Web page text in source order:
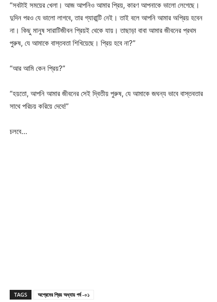
“সবটাই সময়ের খেলা। আজ আপনিও আমার প্রিয়, কারণ আপনাকে ভালো লেগেছে।
দুদিন পরও যে ভালো লাগবে, তার গ্যারান্টি নেই। তাই বলে আপনি আমার অপ্রিয় হবেন
না। কিছু মানুষ সারাটিজীবন প্রিয়ই থেকে যায়। তাছাড়া বাবা আমার জীবনের প্রথম
পুরুষ, যে আমাকে বাস্তবতা শিখিয়েছে। প্রিয় হবে না?”
“আর আমি কেন প্রিয়?”
“হয়তো, আপনি আমার জীবনের সেই দ্বিতীয় পুরুষ, যে আমাকে জঘন্য ভাবে বাস্তবতার
সাথে পরিচয় করিয়ে দেবে!”
চলবে…
TAGS অপ্রেমের প্রিয় অধ্যায় পর্ব -০১